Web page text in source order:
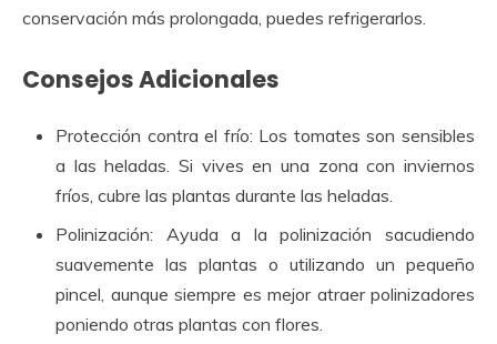
conservación más prolongada, puedes refrigerarlos.
Consejos Adicionales
Protección contra el frío: Los tomates son sensibles
a las heladas. Si vives en una zona con inviernos
fríos, cubre las plantas durante las heladas.
Polinización: Ayuda a la polinización sacudiendo
suavemente las plantas o utilizando un pequeño
pincel, aunque siempre es mejor atraer polinizadores
poniendo otras plantas con flores.